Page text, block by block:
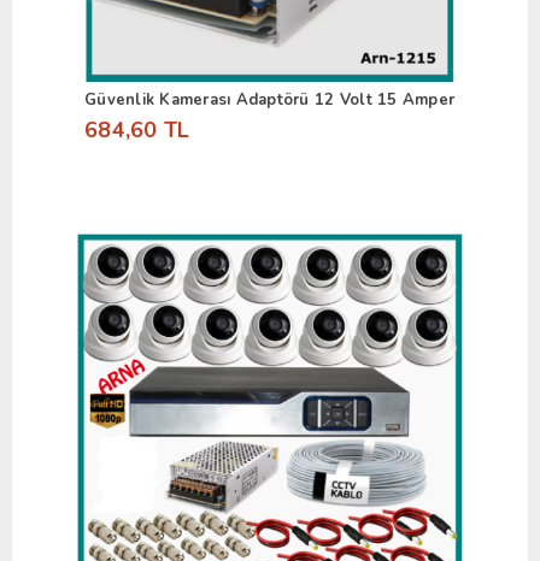
Güvenlik Kamerası Adaptörü 12 Volt 15 Amper
684,60 TL